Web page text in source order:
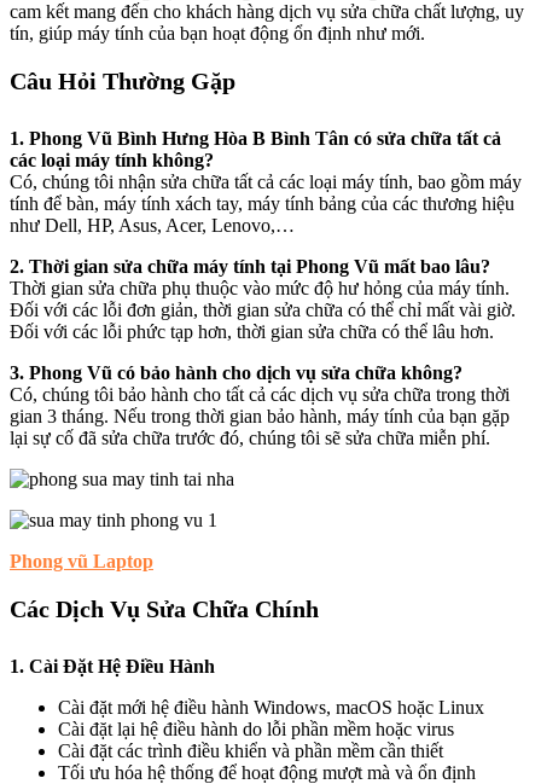
cam kết mang đến cho khách hàng dịch vụ sửa chữa chất lượng, uy
tín, giúp máy tính của bạn hoạt động ổn định như mới.
Câu Hỏi Thường Gặp
1. Phong Vũ Bình Hưng Hòa B Bình Tân có sửa chữa tất cả
các loại máy tính không?
Có, chúng tôi nhận sửa chữa tất cả các loại máy tính, bao gồm máy
tính để bàn, máy tính xách tay, máy tính bảng của các thương hiệu
như Dell, HP, Asus, Acer, Lenovo,…
2. Thời gian sửa chữa máy tính tại Phong Vũ mất bao lâu?
Thời gian sửa chữa phụ thuộc vào mức độ hư hỏng của máy tính.
Đối với các lỗi đơn giản, thời gian sửa chữa có thể chỉ mất vài giờ.
Đối với các lỗi phức tạp hơn, thời gian sửa chữa có thể lâu hơn.
3. Phong Vũ có bảo hành cho dịch vụ sửa chữa không?
Có, chúng tôi bảo hành cho tất cả các dịch vụ sửa chữa trong thời
gian 3 tháng. Nếu trong thời gian bảo hành, máy tính của bạn gặp
lại sự cố đã sửa chữa trước đó, chúng tôi sẽ sửa chữa miễn phí.
Phong vũ Laptop
Các Dịch Vụ Sửa Chữa Chính
1. Cài Đặt Hệ Điều Hành
Cài đặt mới hệ điều hành Windows, macOS hoặc Linux
Cài đặt lại hệ điều hành do lỗi phần mềm hoặc virus
Cài đặt các trình điều khiển và phần mềm cần thiết
Tối ưu hóa hệ thống để hoạt động mượt mà và ổn định